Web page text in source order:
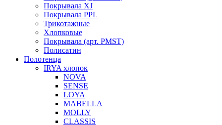
Покрывала XJ
Покрывала PPL
Трикотажные
Хлопковые
Покрывала (арт. PMST)
Полисатин
Полотенца
IRYA хлопок
NOVA
SENSE
LOYA
MABELLA
MOLLY
CLASSIS